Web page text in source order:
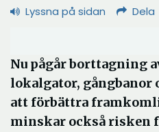
Lyssna på sidan Dela
Nu pågår borttagning
lokalgator, gångbanor
att förbättra
minskar också risken